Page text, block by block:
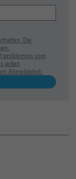
Die
problemlos vom
jeden
Abmeldelink.